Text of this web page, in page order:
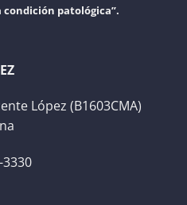
patológica”.
López (B1603CMA)
3330